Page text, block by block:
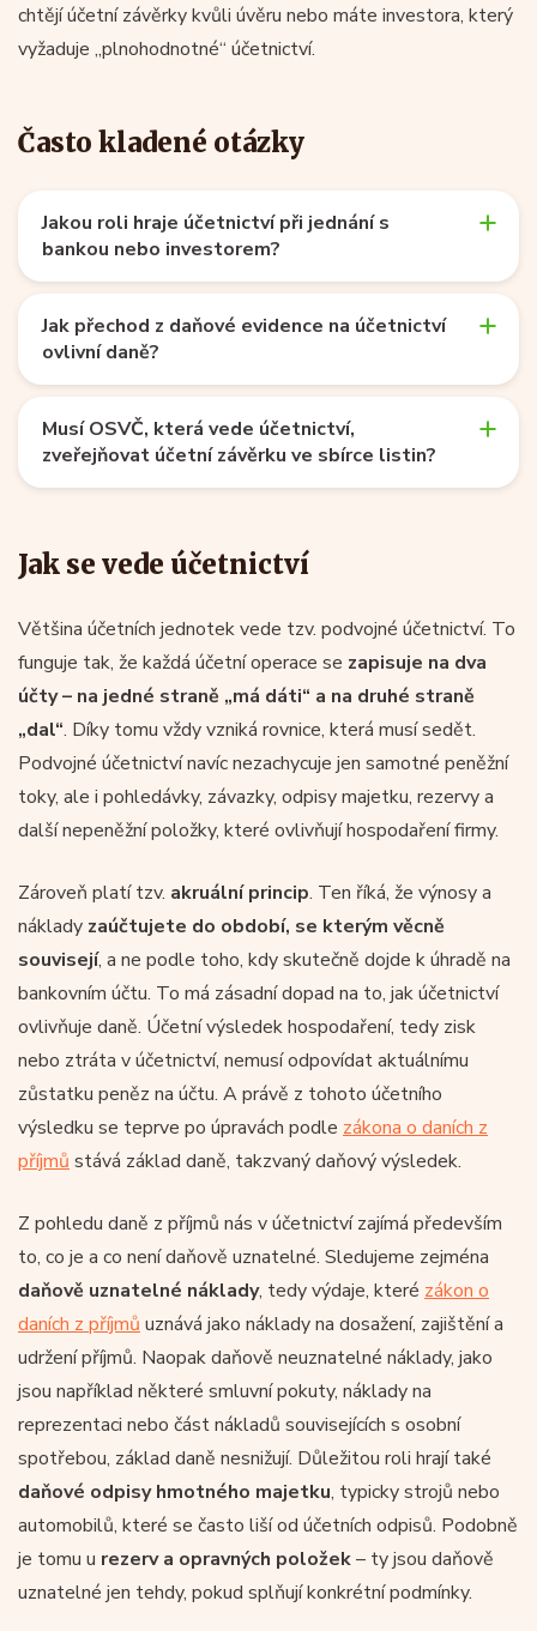
chtějí účetní závěrky kvůli úvěru nebo máte investora, který
vyžaduje „plnohodnotné“ účetnictví.
Často kladené otázky
Jakou roli hraje účetnictví při jednání s
bankou nebo investorem?
Jak přechod z daňové evidence na účetnictví
ovlivní daně?
Musí OSVČ, která vede účetnictví,
zveřejňovat účetní závěrku ve sbírce listin?
Jak se vede účetnictví
Většina účetních jednotek vede tzv. podvojné účetnictví. To
funguje tak, že každá účetní operace se zapisuje na dva
účty – na jedné straně „má dáti“ a na druhé straně
„dal“. Díky tomu vždy vzniká rovnice, která musí sedět.
Podvojné účetnictví navíc nezachycuje jen samotné peněžní
toky, ale i pohledávky, závazky, odpisy majetku, rezervy a
další nepeněžní položky, které ovlivňují hospodaření firmy.
Zároveň platí tzv. akruální princip. Ten říká, že výnosy a
náklady zaúčtujete do období, se kterým věcně
souvisejí, a ne podle toho, kdy skutečně dojde k úhradě na
bankovním účtu. To má zásadní dopad na to, jak účetnictví
ovlivňuje daně. Účetní výsledek hospodaření, tedy zisk
nebo ztráta v účetnictví, nemusí odpovídat aktuálnímu
zůstatku peněz na účtu. A právě z tohoto účetního
výsledku se teprve po úpravách podle zákona o daních z
příjmů stává základ daně, takzvaný daňový výsledek.
Z pohledu daně z příjmů nás v účetnictví zajímá především
to, co je a co není daňově uznatelné. Sledujeme zejména
daňově uznatelné náklady, tedy výdaje, které zákon o
daních z příjmů uznává jako náklady na dosažení, zajištění a
udržení příjmů. Naopak daňově neuznatelné náklady, jako
jsou například některé smluvní pokuty, náklady na
reprezentaci nebo část nákladů souvisejících s osobní
spotřebou, základ daně nesnižují. Důležitou roli hrají také
daňové odpisy hmotného majetku, typicky strojů nebo
automobilů, které se často liší od účetních odpisů. Podobně
je tomu u rezerv a opravných položek– ty jsou daňově
uznatelné jen tehdy, pokud splňují konkrétní podmínky.